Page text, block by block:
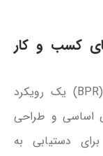
کسب و کار
مهندسی مجدد فرایندهای کسب و کار (BPR) یک رویکرد
اساسی و طراحی
دستیابی به